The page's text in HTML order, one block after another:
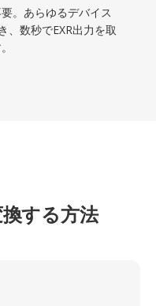
。あらゆるデバイス
、数秒でEXR出力を取
する方法